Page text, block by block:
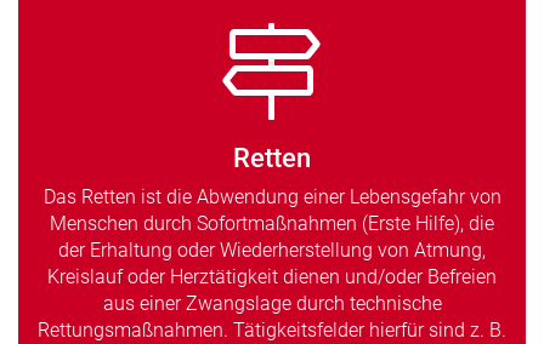
Retten
Das Retten ist die Abwendung einer Lebensgefahr von
Menschen durch Sofortmaßnahmen (Erste Hilfe), die
der Erhaltung oder Wiederherstellung von Atmung,
Kreislauf oder Herztätigkeit dienen und/oder Befreien
aus einer Zwangslage durch technische
Rettungsmaßnahmen. Tätigkeitsfelder hierfür sind z. B.